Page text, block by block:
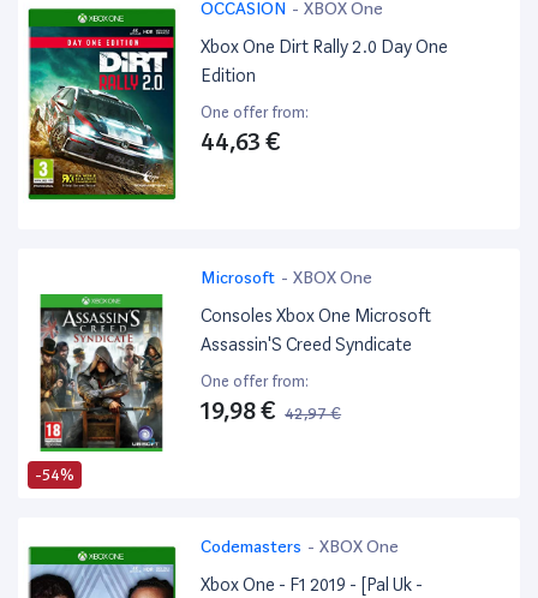
OCCASION - XBOX One
Xbox One Dirt Rally 2.0 Day One
Edition
One offer from:
44,63 €
-54%
Microsoft - XBOX One
Consoles Xbox One Microsoft
Assassin'S Creed Syndicate
One offer from:
19,98 € 42,97 €
Codemasters - XBOX One
Xbox One - F1 2019 - [Pal Uk -